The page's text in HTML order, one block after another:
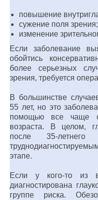
повышение
сужение поля зрения;
изменение
Если заболевание
обойтись
более серьезных
зрения, требуется
В большинстве
55 лет, но это
помощью все чаще
возраста. В целом,
после 35-
этапе.
Если у кого-то из
диагностирована
группе риска.